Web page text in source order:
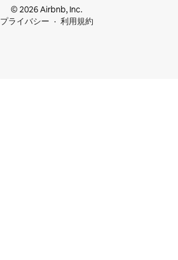
© 2026 Airbnb, Inc.
プライバシー
利用規約